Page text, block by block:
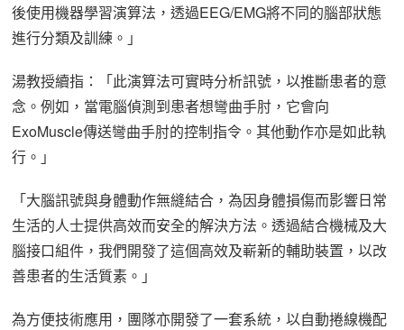
後使用機器學習演算法，透過EEG/EMG將不同的腦部狀態
進行分類及訓練。」
湯教授續指：「此演算法可實時分析訊號，以推斷患者的意
念。例如，當電腦偵測到患者想彎曲手肘，它會向
ExoMuscle傳送彎曲手肘的控制指令。其他動作亦是如此執
行。」
「大腦訊號與身體動作無縫結合，為因身體損傷而影響日常
生活的人士提供高效而安全的解決方法。透過結合機械及大
腦接口組件，我們開發了這個高效及嶄新的輔助裝置，以改
善患者的生活質素。」
為方便技術應用，團隊亦開發了一套系統，以自動捲線機配